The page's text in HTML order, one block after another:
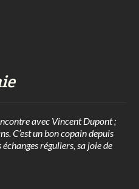
avec Vincent Dupont ;
C’est un bon copain depuis
réguliers, sa joie de